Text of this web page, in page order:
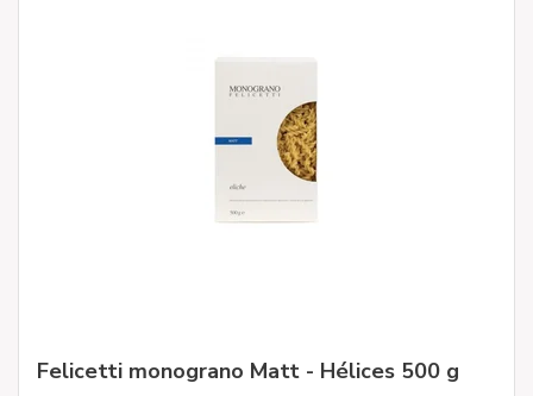
Felicetti monograno Matt - Hélices 500 g